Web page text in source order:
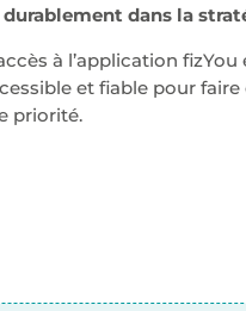
dans la
à l’application
et fiable pour
priorité.